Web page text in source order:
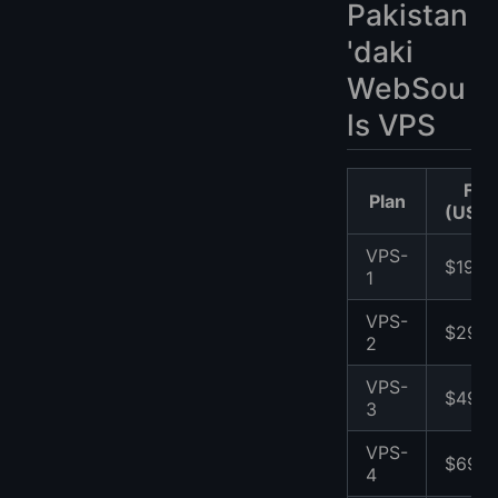
Pakistan
'daki
WebSou
ls VPS
Plan
VPS-
1
$19
VPS-
2
$29
VPS-
3
$49
VPS-
4
$69